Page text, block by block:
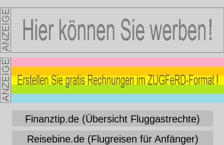
Finanztip.de (Übersicht Fluggastrechte)
Reisebine.de (Flugreisen für Anfänger)